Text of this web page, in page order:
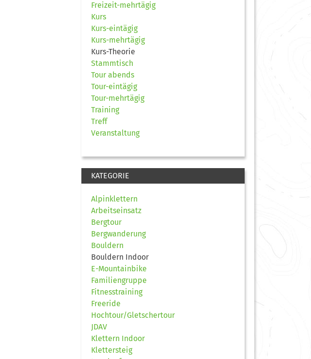
Freizeit-mehrtägig
Kurs
Kurs-eintägig
Kurs-mehrtägig
Kurs-Theorie
Stammtisch
Tour abends
Tour-eintägig
Tour-mehrtägig
Training
Treff
Veranstaltung
KATEGORIE
Alpinklettern
Arbeitseinsatz
Bergtour
Bergwanderung
Bouldern
Bouldern Indoor
E-Mountainbike
Familiengruppe
Fitnesstraining
Freeride
Hochtour/Gletschertour
JDAV
Klettern Indoor
Klettersteig